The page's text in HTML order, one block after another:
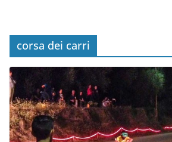
corsa dei carri